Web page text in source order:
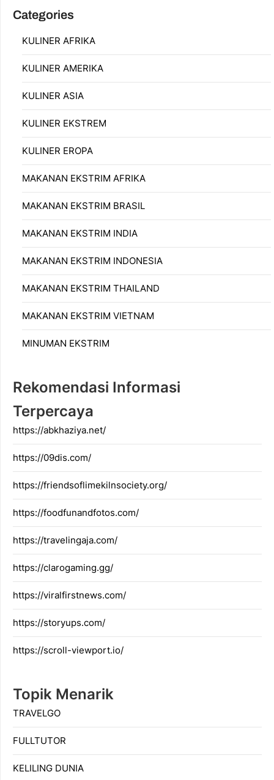
Categories
KULINER AFRIKA
KULINER AMERIKA
KULINER ASIA
KULINER EKSTREM
KULINER EROPA
MAKANAN EKSTRIM AFRIKA
MAKANAN EKSTRIM BRASIL
MAKANAN EKSTRIM INDIA
MAKANAN EKSTRIM INDONESIA
MAKANAN EKSTRIM THAILAND
MAKANAN EKSTRIM VIETNAM
MINUMAN EKSTRIM
Rekomendasi Informasi
Terpercaya
https://abkhaziya.net/
https://09dis.com/
https://friendsoflimekilnsociety.org/
https://foodfunandfotos.com/
https://travelingaja.com/
https://clarogaming.gg/
https://viralfirstnews.com/
https://storyups.com/
https://scroll-viewport.io/
Topik Menarik
TRAVELGO
FULLTUTOR
KELILING DUNIA